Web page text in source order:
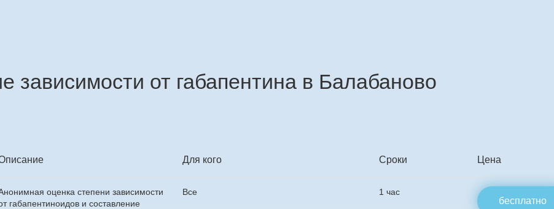
зависимости от габапентина в Балабаново
Для кого Сроки Цена
оценка степени зависимости
габапентиноидов и составление
Все 1 час
бесплатно